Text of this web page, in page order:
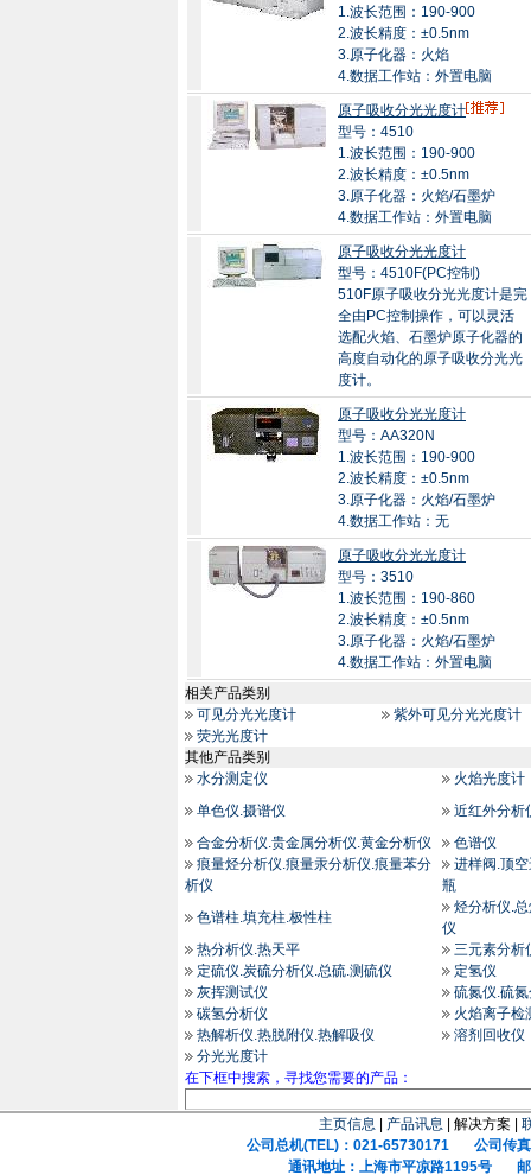
1.波长范围：190-900
2.波长精度：±0.5nm
3.原子化器：火焰
4.数据工作站：外置电脑
原子吸收分光光度计
型号：4510
1.波长范围：190-900
2.波长精度：±0.5nm
3.原子化器：火焰/石墨炉
4.数据工作站：外置电脑
原子吸收分光光度计
型号：4510F(PC控制)
510F原子吸收分光光度计是完
全由PC控制操作，可以灵活
选配火焰、石墨炉原子化器的
高度自动化的原子吸收分光光
度计。
原子吸收分光光度计
型号：AA320N
1.波长范围：190-900
2.波长精度：±0.5nm
3.原子化器：火焰/石墨炉
4.数据工作站：无
原子吸收分光光度计
型号：3510
1.波长范围：190-860
2.波长精度：±0.5nm
3.原子化器：火焰/石墨炉
4.数据工作站：外置电脑
相关产品类别
可见分光光度计
紫外可见分光光度计
荧光光度计
其他产品类别
水分测定仪
火焰光度计
单色仪.摄谱仪
近红外分析
合金分析仪.贵金属分析仪.黄金分析仪
色谱仪
痕量烃分析仪.痕量汞分析仪.痕量苯分
析仪
进样阀.顶
瓶
色谱柱.填充柱.极性柱
烃分析仪.
仪
热分析仪.热天平
三元素分析
定硫仪.炭硫分析仪.总硫.测硫仪
定氢仪
灰挥测试仪
硫氮仪.硫
碳氢分析仪
火焰离子检
热解析仪.热脱附仪.热解吸仪
溶剂回收仪
分光光度计
在下框中搜索，寻找您需要的产品：
主页信息 产品讯息 | 解决方案 |
公司总机(TEL)：021-65730171 公司传真
通讯地址：上海市平凉路1195号 邮